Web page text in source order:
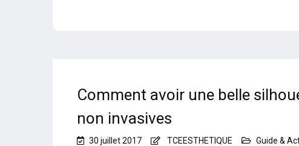
Comment avoir une belle
non invasives
30 juillet 2017 TCEESTHETIQUE Guide &